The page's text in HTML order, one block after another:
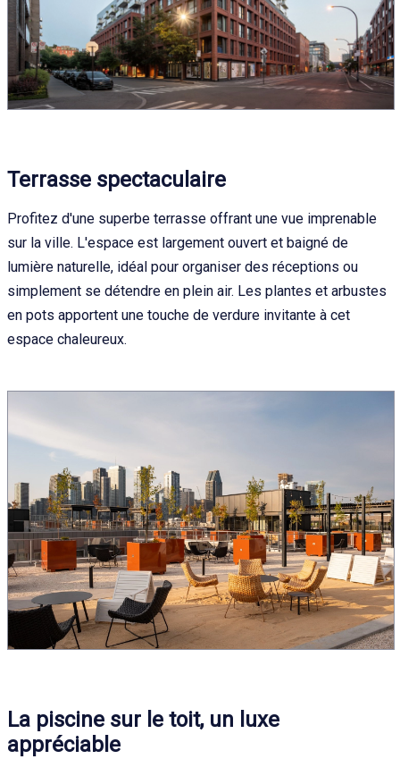
Terrasse spectaculaire
Profitez d'une superbe terrasse offrant une vue imprenable
sur la ville. L'espace est largement ouvert et baigné de
lumière naturelle, idéal pour organiser des réceptions ou
simplement se détendre en plein air. Les plantes et arbustes
en pots apportent une touche de verdure invitante à cet
espace chaleureux.
La piscine sur le toit, un luxe
appréciable